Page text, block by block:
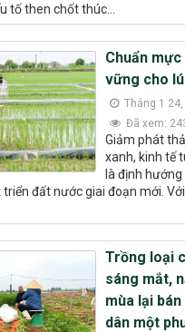
tố then chốt thúc...
Chuẩn
vững cho
Tháng 1
Đã xem:
Giảm phát
xanh, kinh tế
là định
đất nước giai đoạn mới.
Trồng loại
sáng mắt,
mùa lại
dân một